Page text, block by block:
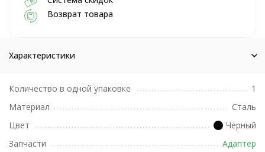
Возврат товара
Характеристики
Количество в одной упаковке
1
Материал
Сталь
Цвет
Черный
Запчасти
Адаптер